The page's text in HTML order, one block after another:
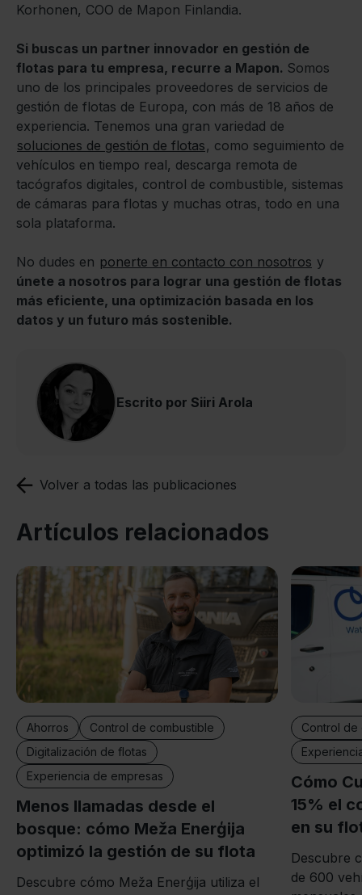
Korhonen, COO de Mapon Finlandia.
Si buscas un partner innovador en gestión de
flotas para tu empresa, recurre a Mapon. Somos
uno de los principales proveedores de servicios de
gestión de flotas de Europa, con más de 18 años de
experiencia. Tenemos una gran variedad de
soluciones de gestión de flotas, como seguimiento de
vehículos en tiempo real, descarga remota de
tacógrafos digitales, control de combustible, sistemas
de cámaras para flotas y muchas otras, todo en una
sola plataforma.
No dudes en ponerte en contacto con nosotros y
únete a nosotros para lograr una gestión de flotas
más eficiente, una optimización basada en los
datos y un futuro más sostenible.
Escrito por Siiri Arola
Volver a todas las publicaciones
Artículos relacionados
Ahorros
Control de combustible
Digitalización de flotas
Experiencia de empresas
Menos llamadas desde el
bosque: cómo Meža Enerģija
optimizó la gestión de su flota
Descubre cómo Meža Enerģija utiliza el
Control de
Cómo
15% el
en su
Descubre
de 600